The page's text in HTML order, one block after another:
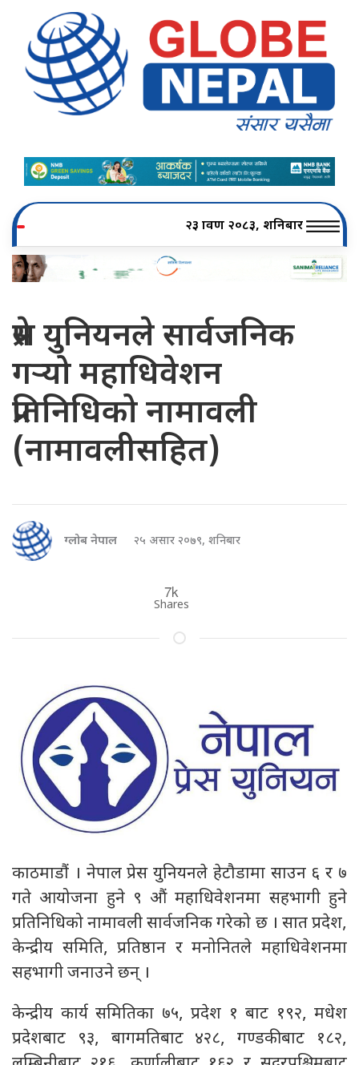
२३ श्रावण २०८३, शनिबार
प्रेस युनियनले सार्वजनिक
गर्‍यो महाधिवेशन
प्रतिनिधिको नामावली
(नामावलीसहित)
ग्लोब नेपाल २५ असार २०७९, शनिबार
7k
Shares
काठमाडौं । नेपाल प्रेस युनियनले हेटौडामा साउन ६ र ७
गते आयोजना हुने ९ औं महाधिवेशनमा सहभागी हुने
प्रतिनिधिको नामावली सार्वजनिक गरेको छ । सात प्रदेश,
केन्द्रीय समिति, प्रतिष्ठान र मनोनितले महाधिवेशनमा
सहभागी जनाउने छन् ।
केन्द्रीय कार्य समितिका ७५, प्रदेश १ बाट १९२, मधेश
प्रदेशबाट ९३, बागमतिबाट ४२८, गण्डकीबाट १८२,